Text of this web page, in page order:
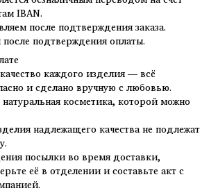
IBAN.
после подтверждения заказа.
после подтверждения оплаты.
каждого изделия — всё
и сделано вручную с любовью.
косметика, которой можно
надлежащего качества не подлежат
посылки во время доставки,
её в отделении и составьте акт с